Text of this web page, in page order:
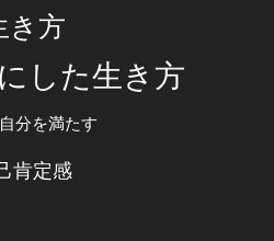
き方
した生き方
自分を満たす
肯定感